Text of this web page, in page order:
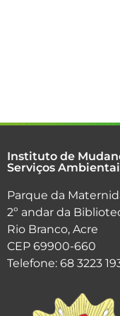
Instituto de
Serviços
Parque da
2º andar da
Rio Branco, Acre
CEP 69900-660
Telefone: 68 3223